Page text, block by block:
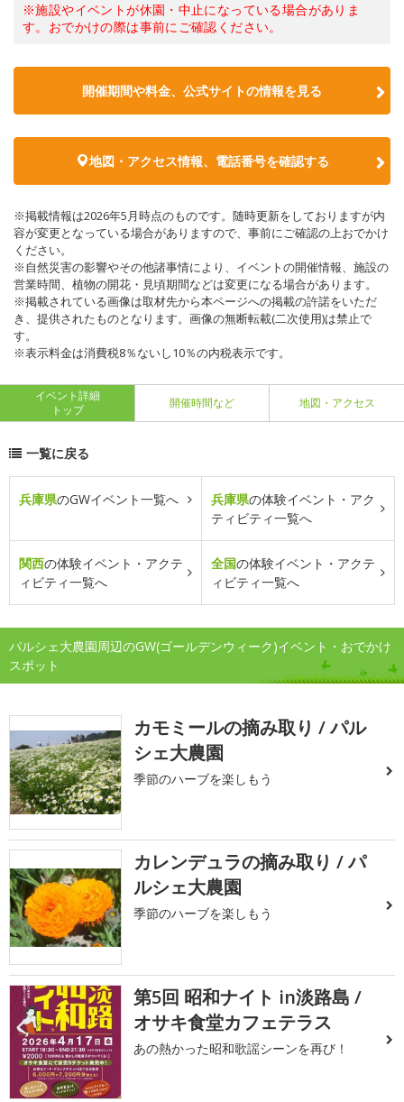
※施設やイベントが休園・中止になっている場合がありま
す。おでかけの際は事前にご確認ください。
開催期間や料金、公式サイトの情報を見る
地図・アクセス情報、電話番号を確認する
※掲載情報は2026年5月時点のものです。随時更新をしておりますが内
容が変更となっている場合がありますので、事前にご確認の上おでかけ
ください。
※自然災害の影響やその他諸事情により、イベントの開催情報、施設の
営業時間、植物の開花・見頃期間などは変更になる場合があります。
※掲載されている画像は取材先から本ページへの掲載の許諾をいただ
き、提供されたものとなります。画像の無断転載(二次使用)は禁止で
す。
※表示料金は消費税8％ないし10％の内税表示です。
イベント詳細
トップ
開催時間など 地図・アクセス
一覧に戻る
兵庫県のGWイベント一覧へ 兵庫県の体験イベント・アク
ティビティ一覧へ
関西の体験イベント・アクテ
ィビティ一覧へ
全国の体験イベント・アクテ
ィビティ一覧へ
パルシェ大農園周辺のGW(ゴールデンウィーク)イベント・おでかけ
スポット
カモミールの摘み取り / パル
シェ大農園
季節のハーブを楽しもう
カレンデュラの摘み取り / パ
ルシェ大農園
季節のハーブを楽しもう
第5回 昭和ナイト in淡路島 /
オサキ食堂カフェテラス
あの熱かった昭和歌謡シーンを再び！